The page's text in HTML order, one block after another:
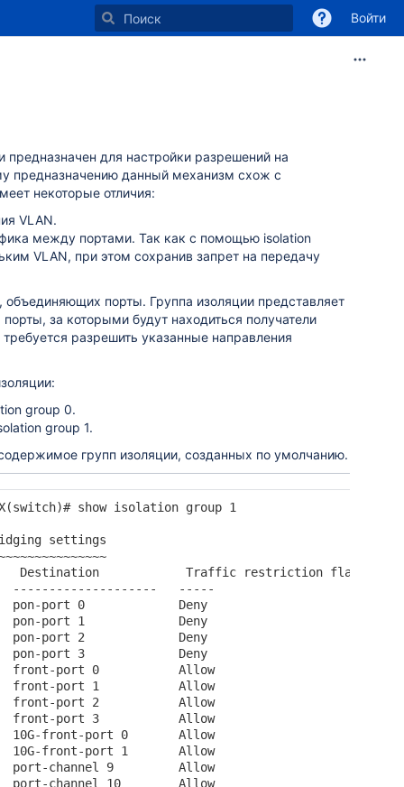
Войти
предназначен для настройки разрешений на
предназначению данный механизм схож с
некоторые отличия:
VLAN.
между портами. Так как с помощью isolation
VLAN, при этом сохранив запрет на передачу
порты. Группа изоляции представляет
за которыми будут находиться получатели
разрешить указанные направления
group 0.
group 1.
групп изоляции, созданных по умолчанию.
show isolation group 1
settings
Destination            Traffic restriction flag
--------------------   -----
pon-port 0             Deny
pon-port 1             Deny
pon-port 2             Deny
pon-port 3             Deny
front-port 0           Allow
front-port 1           Allow
front-port 2           Allow
front-port 3           Allow
10G-front-port 0       Allow
10G-front-port 1       Allow
port-channel 9         Allow
port-channel 10        Allow